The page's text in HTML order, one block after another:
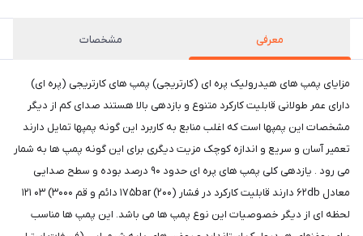
معرفی مشخصات
مزایای پمپ های هیدرولیک پره ای (کارتریجی) پمپ های کارتریجی (پره ای)
دارای عمر طولانی قابلیت کارکرد متنوع و بازدهی بالا هستند صدای کم از دیگر
مشخصات این پمپها است که اغلب منابع به کاربرد این گونه پمپها تمایل دارند
تعمیر آسان و سریع و اندازه کوچک مزیت دیگری برای این گونه پمپ ها به شمار
می رود . یازدهی کلی پمپ های پره ای حدود ۹۰ درصد بوده و سطح صدایی
معادل ۶۲db دارند قابلیت کارکرد در فشار (۲۰۰) ۱۷۵bar دائم و قم ۳۰۰۰) ۰۳ ۱۲۱
لحظه ای از دیگر خصوصیات این نوع پمپ ها می باشد. این پمپ ها مناسب